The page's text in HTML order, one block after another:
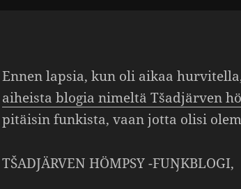
Ennen lapsia, kun oli aikaa
aiheista blogia nimeltä Tšad­järven
pitäisin funkista, vaan jotta olisi
TŠADJÄRVEN HÖMPSY -FUŊKBLOGI,